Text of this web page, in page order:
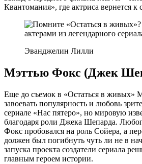
Квантомания», где актриса вернется к
Эванджелин Лилли
Мэттью Фокс (Джек
Еще до съемок в «Остаться в живых»
завоевать популярность и любовь
сериале «Нас пятеро», но мировую
благодаря роли Джека Шепарда.
Фокс пробовался на роль Сойера, а
должен был погибнуть чуть ли не в
запуска проекта создатели сериала
главным героем истории.